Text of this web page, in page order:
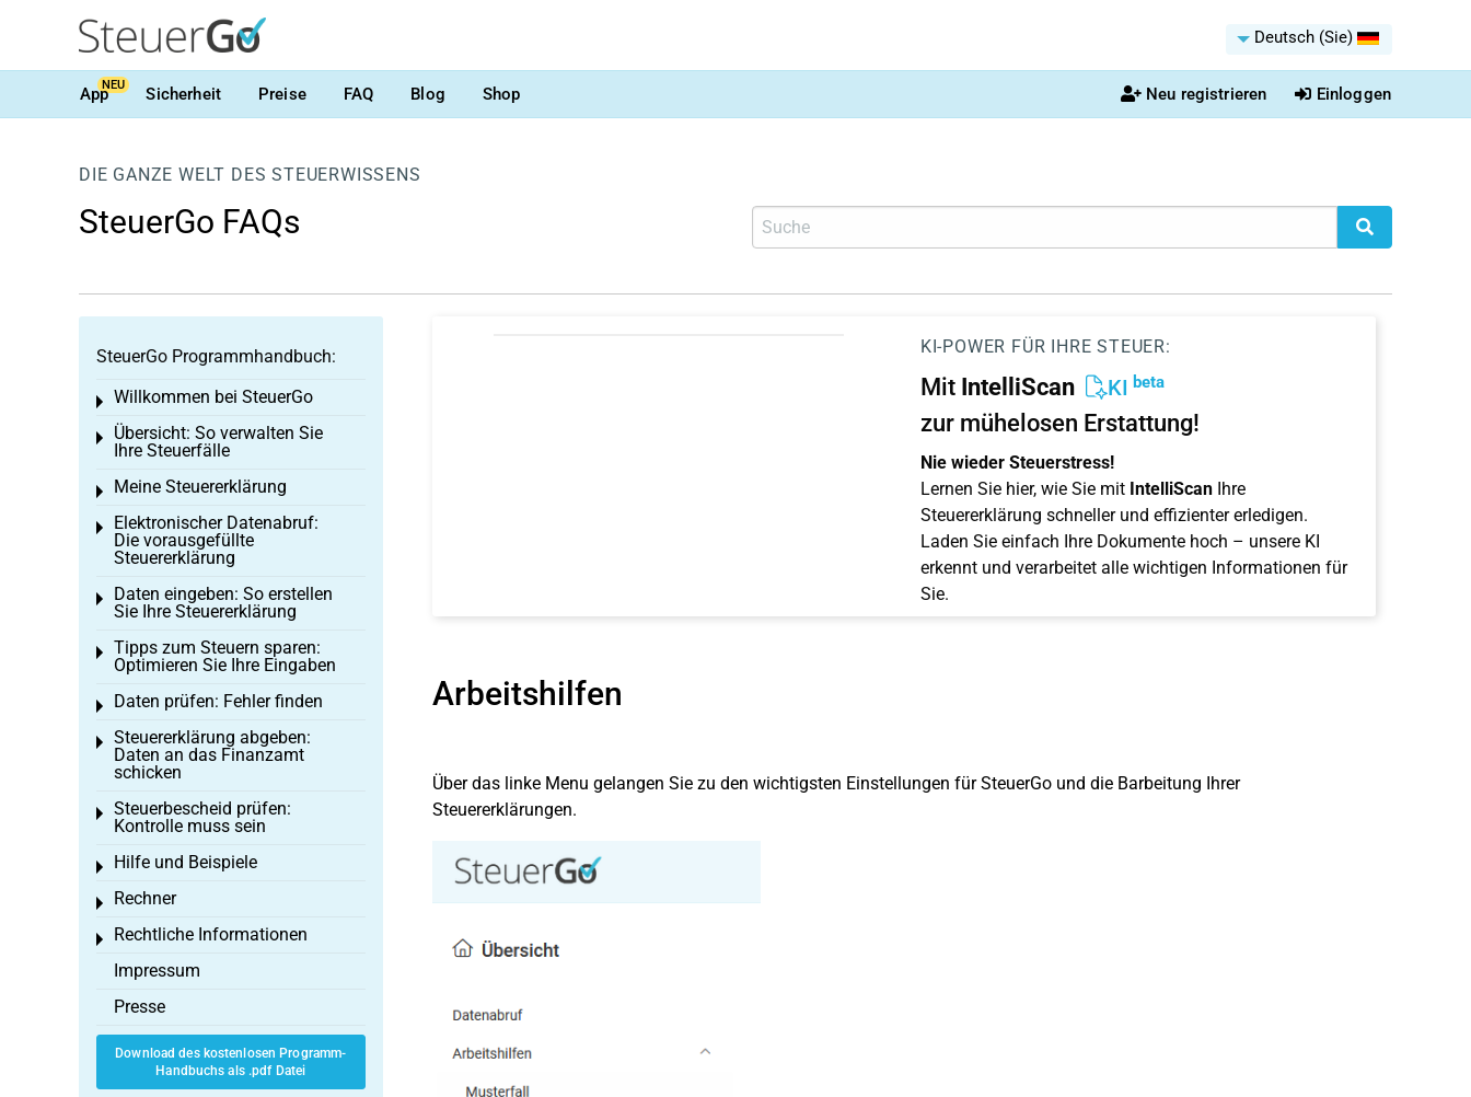
Deutsch (Sie)
AppNEU Sicherheit Preise FAQ Blog Shop Neu registrieren Einloggen
DIE GANZE WELT DES STEUERWISSENS
SteuerGo FAQs
KI-POWER FÜR IHRE STEUER:
Mit IntelliScan KI beta
zur mühelosen Erstattung!
Nie wieder Steuerstress!
Lernen Sie hier, wie Sie mit IntelliScanIhre
Steuererklärung schneller und effizienter erledigen.
Laden Sie einfach Ihre Dokumente hoch – unsere KI
erkennt und verarbeitet alle wichtigen Informationen für
Sie.
Arbeitshilfen
Über das linke Menu gelangen Sie zu den wichtigsten Einstellungen für SteuerGo und die Barbeitung Ihrer
Steuererklärungen.
SteuerGo Programmhandbuch:
Willkommen bei SteuerGo
Toggle menu
Übersicht: So verwalten Sie
Ihre Steuerfälle
Toggle menu
Meine Steuererklärung
Toggle menu
Elektronischer Datenabruf:
Die vorausgefüllte
Steuererklärung
Toggle menu
Daten eingeben: So erstellen
Sie Ihre Steuererklärung
Toggle menu
Tipps zum Steuern sparen:
Optimieren Sie Ihre Eingaben
Toggle menu
Daten prüfen: Fehler finden
Toggle menu
Steuererklärung abgeben:
Daten an das Finanzamt
schicken
Toggle menu
Steuerbescheid prüfen:
Kontrolle muss sein
Toggle menu
Hilfe und Beispiele
Toggle menu
Rechner
Toggle menu
Rechtliche Informationen
Toggle menu
Impressum
Presse
Download des kostenlosen Programm-
Handbuchs als .pdf Datei